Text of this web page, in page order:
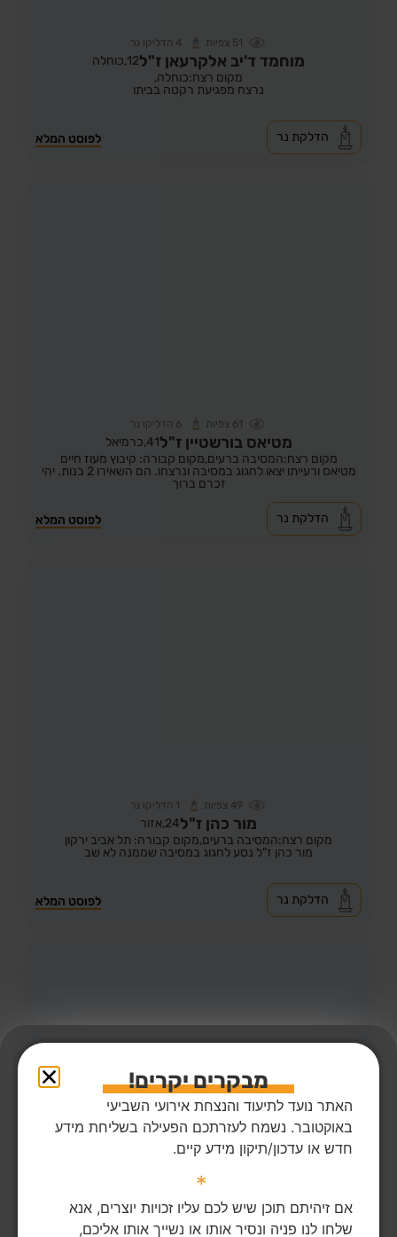
51 צפיות 4 הדליקו נר
מוחמד ד'יב אלקרעאן ז"ל12, כוחלה
מקום רצח:כוחלה,
נרצח מפגיעת רקטה בביתו
לפוסט המלא הדלקת נר
61 צפיות 6 הדליקו נר
מטיאס בורשטיין ז"ל41, כרמיאל
מקום רצח:המסיבה ברעים,מקום קבורה: קיבוץ מעוז חיים
מטיאס ורעייתו יצאו לחגוג במסיבה ונרצחו. הם השאירו 2 בנות. יהי
זכרם ברוך
לפוסט המלא הדלקת נר
49 צפיות 1 הדליקו נר
מור כהן ז"ל24, אזור
מקום רצח:המסיבה ברעים,מקום קבורה: תל אביב ירקון
מור כהן ז"ל נסע לחגוג במסיבה שממנה לא שב
לפוסט המלא הדלקת נר
צפיות
מור טרבלסי ז"ל27, נהריה
מקום קבורה: בית העלמין החדש בנהריה (כברי)
מבקרים יקרים!
האתר נועד לתיעוד והנצחת אירועי השביעי
באוקטובר. נשמח לעזרתכם הפעילה בשליחת מידע
חדש או עדכון/תיקון מידע קיים.
*
אם זיהיתם תוכן שיש לכם עליו זכויות יוצרים, אנא
שלחו לנו פניה ונסיר אותו או נשייך אותו אליכם,